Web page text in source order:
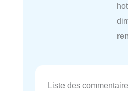
Liste des